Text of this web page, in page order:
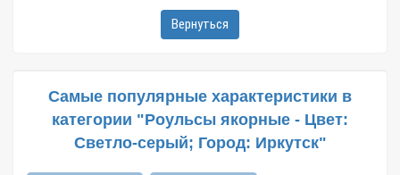
Вернуться
Самые популярные характеристики в
категории "Роульсы якорные - Цвет:
Светло-серый; Город: Иркутск"